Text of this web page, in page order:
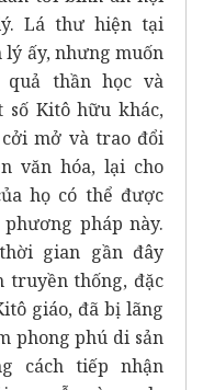
Lá thư hiện tại
ấy, nhưng muốn
thần học và
số Kitô hữu khác,
mở và trao đổi
văn hóa, lại cho
họ có thể được
pháp này.
gian gần đây
truyền thống, đặc
giáo, đã bị lãng
phong phú di sản
cách tiếp nhận